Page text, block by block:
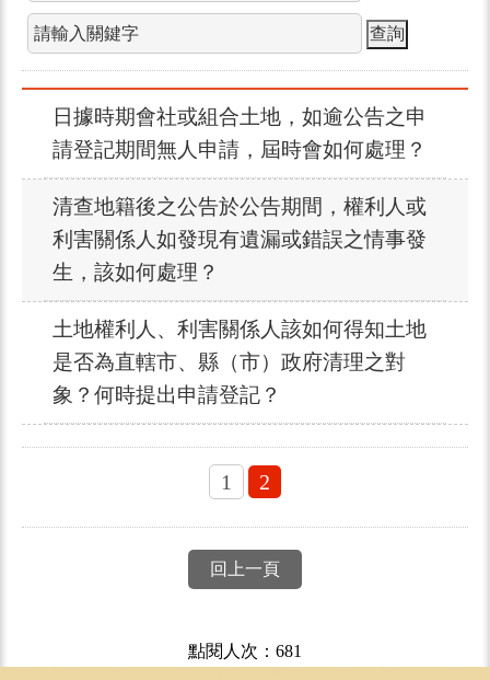
日據時期會社或組合土地，如逾公告之申
請登記期間無人申請，屆時會如何處理？
清查地籍後之公告於公告期間，權利人或
利害關係人如發現有遺漏或錯誤之情事發
生，該如何處理？
土地權利人、利害關係人該如何得知土地
是否為直轄市、縣（市）政府清理之對
象？何時提出申請登記？
1 2
回上一頁
點閱人次：681